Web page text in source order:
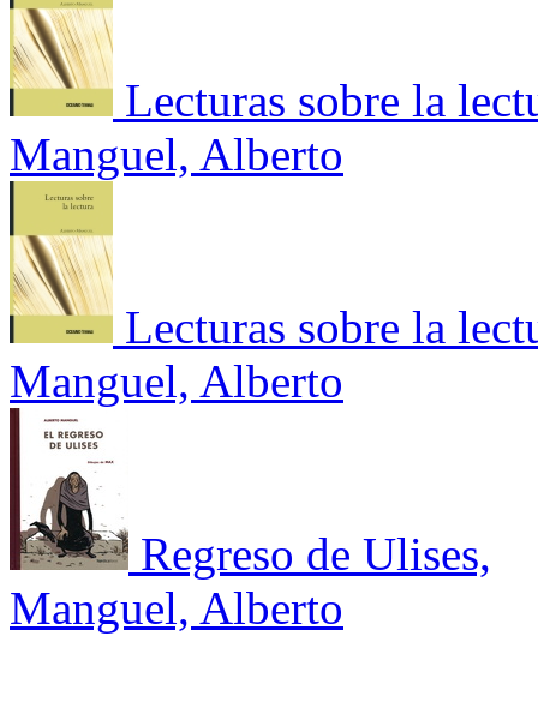
Lecturas sobre la
Manguel, Alberto
Lecturas sobre la
Manguel, Alberto
Regreso de Ulises,
Manguel, Alberto